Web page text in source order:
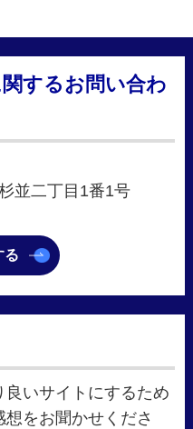
するお問い合わ
並二丁目1番1号
る
いサイトにするため
をお聞かせくださ